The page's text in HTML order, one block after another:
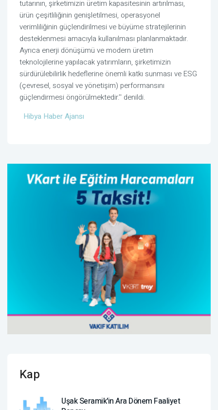
tutarının, şirketimizin üretim kapasitesinin artırılması,
ürün çeşitliliğinin genişletilmesi, operasyonel
verimliliğinin güçlendirilmesi ve büyüme stratejilerinin
desteklenmesi amacıyla kullanılması planlanmaktadır.
Ayrıca enerji dönüşümü ve modern üretim
teknolojilerine yapılacak yatırımların, şirketimizin
sürdürülebilirlik hedeflerine önemli katkı sunması ve ESG
(çevresel, sosyal ve yönetişim) performansını
güçlendirmesi öngörülmektedir.'' denildi.
Hibya Haber Ajansı
Kap
Uşak Seramik'in Ara Dönem Faaliyet